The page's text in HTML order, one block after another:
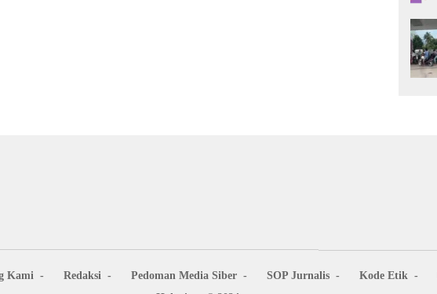
Kami Redaksi Pedoman Media Siber SOP Jurnalis Kode Etik